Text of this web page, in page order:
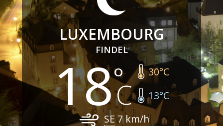
LUXEMBOURG
FINDEL
18 30°C
13°C
SE7km/h